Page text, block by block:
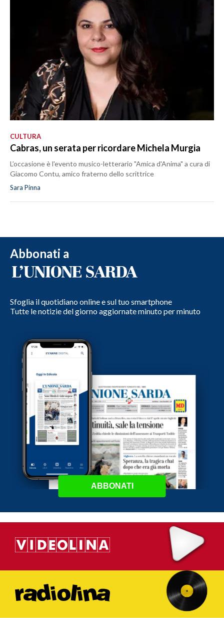
CULTURA
Cabras, un serata per ricordare Michela Murgia
L’occasione è l'evento musico-letterario "Amica d'Anima" a cura di
Giacomo Contu, amico fraterno dello scrittrice
Sara Pinna
Abbonati a
Sfoglia il quotidiano online e sul tuo smartphone
Tutte le notizie del giorno aggiornate minuto per minuto
ABBONATI